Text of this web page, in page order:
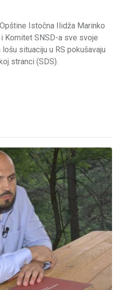
Istočna Ilidža Marinko
Komitet SNSD-a sve svoje
situaciju u RS pokušavaju
stranci (SDS).